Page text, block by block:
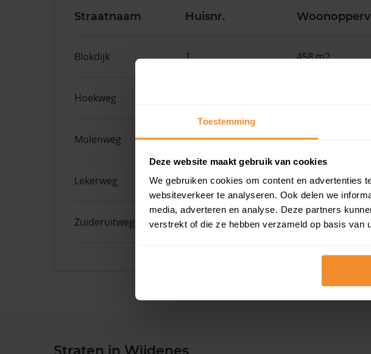
Toestemming
Deze website maakt gebruik van cookies
We gebruiken cookies om content en advertenties
websiteverkeer te analyseren. Ook delen we
media, adverteren en analyse. Deze partners
verstrekt of die ze hebben verzameld op basis van
Straatnaam Huisnr.
Blokdijk 1 458 m2
Hoekweg
Molenweg 32 84 m2
Lekerweg 27 228 m2
Zuideruitweg 30 101 m2
Straten in Wijdenes